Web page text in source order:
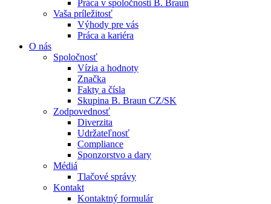
Práca v spoločnosti B. Braun
Vaša príležitosť
Výhody pre vás
Práca a kariéra
O nás
Spoločnosť
Vízia a hodnoty
Značka
Fakty a čísla
Skupina B. Braun CZ/SK
Zodpovednosť
Diverzita
Udržateľnosť
Compliance
Sponzorstvo a dary
Médiá
Tlačové správy
Kontakt
Kontaktný formulár